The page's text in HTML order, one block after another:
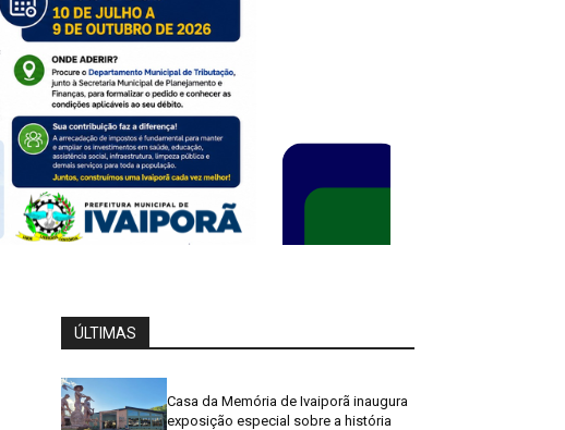
ÚLTIMAS
Casa da Memória de Ivaiporã inaugura
exposição especial sobre a história